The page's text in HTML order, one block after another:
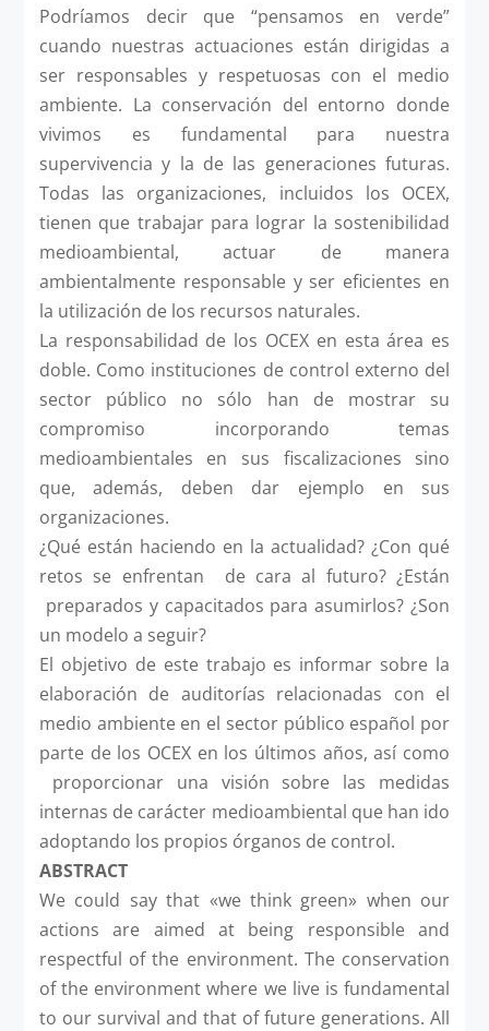
Podríamos decir que “pensamos en verde”
cuando nuestras actuaciones están dirigidas a
ser responsables y respetuosas con el medio
ambiente. La conservación del entorno donde
vivimos es fundamental para nuestra
supervivencia y la de las generaciones futuras.
Todas las organizaciones, incluidos los OCEX,
tienen que trabajar para lograr la sostenibilidad
medioambiental, actuar de manera
ambientalmente responsable y ser eficientes en
la utilización de los recursos naturales.
La responsabilidad de los OCEX en esta área es
doble. Como instituciones de control externo del
sector público no sólo han de mostrar su
compromiso incorporando temas
medioambientales en sus fiscalizaciones sino
que, además, deben dar ejemplo en sus
organizaciones.
¿Qué están haciendo en la actualidad? ¿Con qué
retos se enfrentan de cara al futuro? ¿Están
preparados y capacitados para asumirlos? ¿Son
un modelo a seguir?
El objetivo de este trabajo es informar sobre la
elaboración de auditorías relacionadas con el
medio ambiente en el sector público español por
parte de los OCEX en los últimos años, así como
proporcionar una visión sobre las medidas
internas de carácter medioambiental que han ido
adoptando los propios órganos de control.
ABSTRACT
We could say that «we think green» when our
actions are aimed at being responsible and
respectful of the environment. The conservation
of the environment where we live is fundamental
to our survival and that of future generations. All